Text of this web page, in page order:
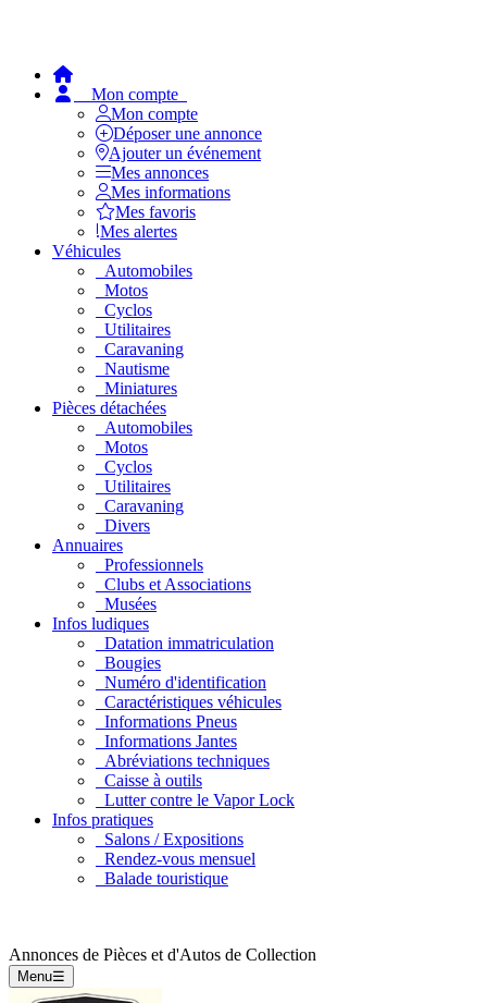
Mon compte
Mon compte
Déposer une annonce
Ajouter un événement
Mes annonces
Mes informations
Mes favoris
Mes alertes
Véhicules
Automobiles
Motos
Cyclos
Utilitaires
Caravaning
Nautisme
Miniatures
Pièces détachées
Automobiles
Motos
Cyclos
Utilitaires
Caravaning
Divers
Annuaires
Professionnels
Clubs et Associations
Musées
Infos ludiques
Datation immatriculation
Bougies
Numéro d'identification
Caractéristiques véhicules
Informations Pneus
Informations Jantes
Abréviations techniques
Caisse à outils
Lutter contre le Vapor Lock
Infos pratiques
Salons / Expositions
Rendez-vous mensuel
Balade touristique
Annonces de Pièces et d'Autos de Collection
Menu☰